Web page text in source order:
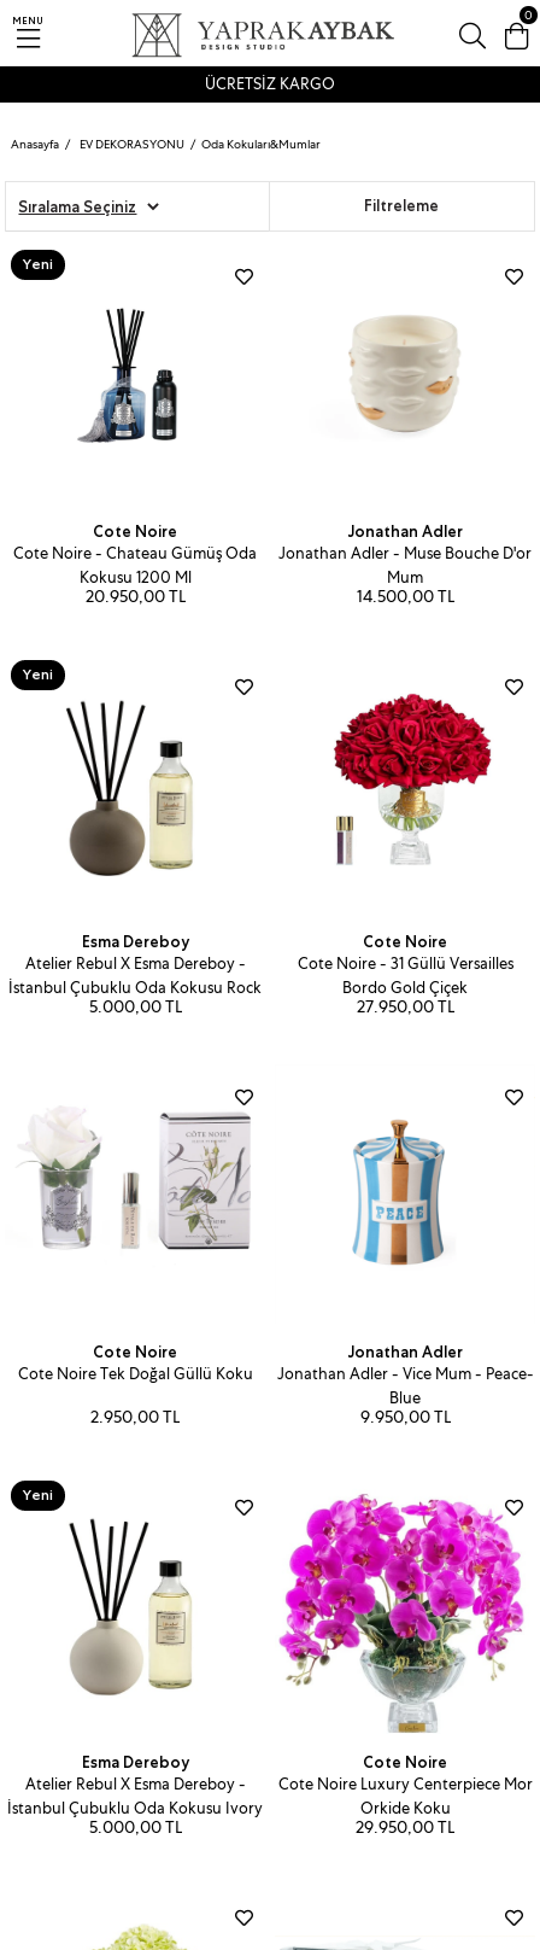
MENU
ÜCRETSİZ KARGO
0
Anasayfa EV DEKORASYONU Oda Kokuları&Mumlar
Filtreleme
Sıralama
Cote Noire
Cote Noire - Chateau Gümüş Oda
Kokusu 1200 Ml
20.950,00 TL
Yeni
Jonathan Adler
Jonathan Adler - Muse Bouche D'or
Mum
14.500,00 TL
Esma Dereboy
Atelier Rebul X Esma Dereboy -
İstanbul Çubuklu Oda Kokusu Rock
5.000,00 TL
Yeni
Cote Noire
Cote Noire - 31 Güllü Versailles
Bordo Gold Çiçek
27.950,00 TL
Cote Noire
Cote Noire Tek Doğal Güllü Koku
2.950,00 TL
Jonathan Adler
Jonathan Adler - Vice Mum - Peace-
Blue
9.950,00 TL
Esma Dereboy
Atelier Rebul X Esma Dereboy -
İstanbul Çubuklu Oda Kokusu Ivory
5.000,00 TL
Yeni
Cote Noire
Cote Noire Luxury Centerpiece Mor
Orkide Koku
29.950,00 TL